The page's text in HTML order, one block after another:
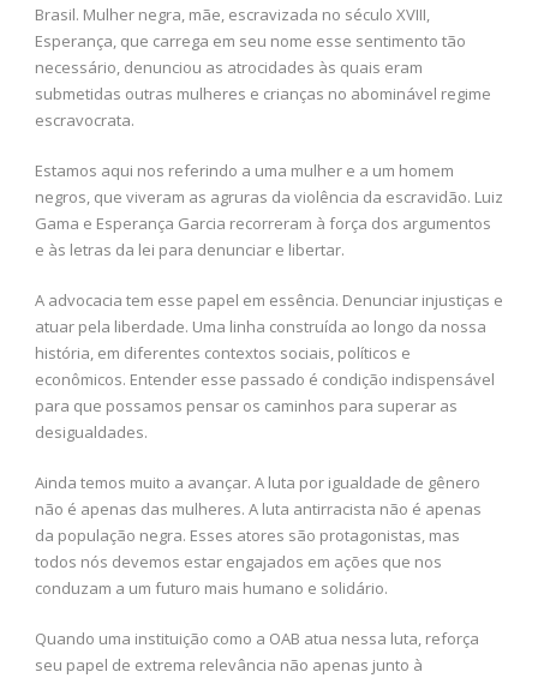
Brasil. Mulher negra, mãe, escravizada no século XVIII,
Esperança, que carrega em seu nome esse sentimento tão
necessário, denunciou as atrocidades às quais eram
submetidas outras mulheres e crianças no abominável regime
escravocrata.
Estamos aqui nos referindo a uma mulher e a um homem
negros, que viveram as agruras da violência da escravidão. Luiz
Gama e Esperança Garcia recorreram à força dos argumentos
e às letras da lei para denunciar e libertar.
A advocacia tem esse papel em essência. Denunciar injustiças e
atuar pela liberdade. Uma linha construída ao longo da nossa
história, em diferentes contextos sociais, políticos e
econômicos. Entender esse passado é condição indispensável
para que possamos pensar os caminhos para superar as
desigualdades.
Ainda temos muito a avançar. A luta por igualdade de gênero
não é apenas das mulheres. A luta antirracista não é apenas
da população negra. Esses atores são protagonistas, mas
todos nós devemos estar engajados em ações que nos
conduzam a um futuro mais humano e solidário.
Quando uma instituição como a OAB atua nessa luta, reforça
seu papel de extrema relevância não apenas junto à